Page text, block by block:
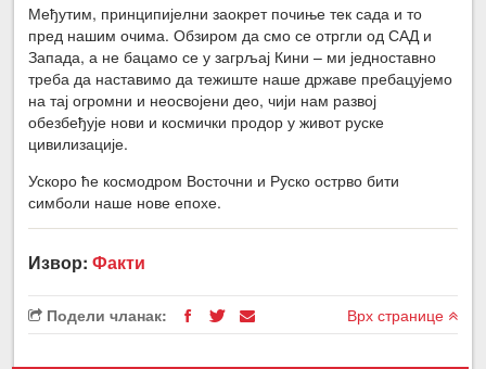
Међутим, принципијелни заокрет почиње тек сада и то
пред нашим очима. Обзиром да смо се отргли од САД и
Запада, а не бацамо се у загрљај Кини – ми једноставно
треба да наставимо да тежиште наше државе пребацујемо
на тај огромни и неосвојени део, чији нам развој
обезбеђује нови и космички продор у живот руске
цивилизације.
Ускоро ће космодром Восточни и Руско острво бити
симболи наше нове епохе.
Извор:Факти
Подели чланак: Врх странице